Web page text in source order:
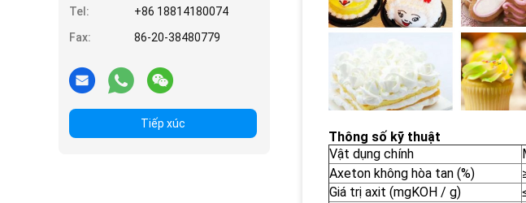
Tel:
+86 18814180074
Fax:
86-20-38480779
Tiếp xúc
Thông số kỹ thuật
Vật dụng chính
Axeton không hòa tan (%)
Giá trị axit (mgKOH / g)